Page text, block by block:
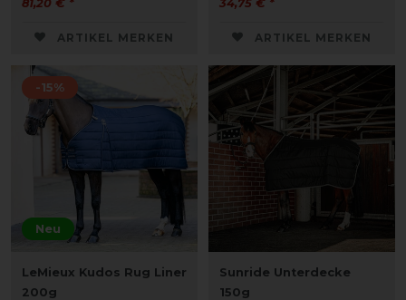
81,20 € *
ARTIKEL MERKEN
34,75 € *
ARTIKEL MERKEN
Neu
-15%
LeMieux Kudos Rug Liner
200g
Sunride Unterdecke
150g